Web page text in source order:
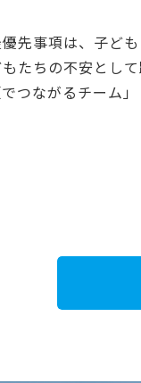
先事項は、子ども
たちの不安として
つながるチーム